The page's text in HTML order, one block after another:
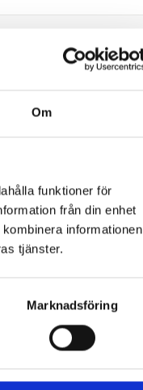
Om
funktioner för
från din enhet
informationen
tjänster.
Marknadsföring